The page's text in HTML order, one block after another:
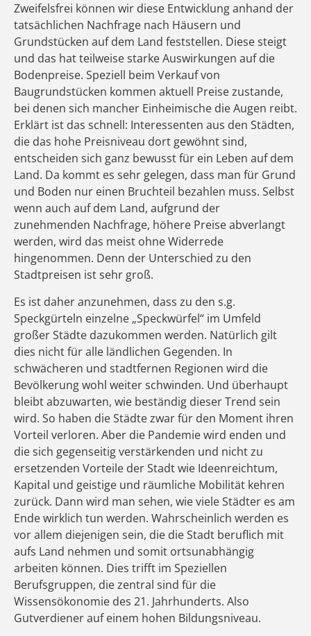
Zweifelsfrei können wir diese Entwicklung anhand der
tatsächlichen Nachfrage nach Häusern und
Grundstücken auf dem Land feststellen. Diese steigt
und das hat teilweise starke Auswirkungen auf die
Bodenpreise. Speziell beim Verkauf von
Baugrundstücken kommen aktuell Preise zustande,
bei denen sich mancher Einheimische die Augen reibt.
Erklärt ist das schnell: Interessenten aus den Städten,
die das hohe Preisniveau dort gewöhnt sind,
entscheiden sich ganz bewusst für ein Leben auf dem
Land. Da kommt es sehr gelegen, dass man für Grund
und Boden nur einen Bruchteil bezahlen muss. Selbst
wenn auch auf dem Land, aufgrund der
zunehmenden Nachfrage, höhere Preise abverlangt
werden, wird das meist ohne Widerrede
hingenommen. Denn der Unterschied zu den
Stadtpreisen ist sehr groß.
Es ist daher anzunehmen, dass zu den s.g.
Speckgürteln einzelne „Speckwürfel“ im Umfeld
großer Städte dazukommen werden. Natürlich gilt
dies nicht für alle ländlichen Gegenden. In
schwächeren und stadtfernen Regionen wird die
Bevölkerung wohl weiter schwinden. Und überhaupt
bleibt abzuwarten, wie beständig dieser Trend sein
wird. So haben die Städte zwar für den Moment ihren
Vorteil verloren. Aber die Pandemie wird enden und
die sich gegenseitig verstärkenden und nicht zu
ersetzenden Vorteile der Stadt wie Ideenreichtum,
Kapital und geistige und räumliche Mobilität kehren
zurück. Dann wird man sehen, wie viele Städter es am
Ende wirklich tun werden. Wahrscheinlich werden es
vor allem diejenigen sein, die die Stadt beruflich mit
aufs Land nehmen und somit ortsunabhängig
arbeiten können. Dies trifft im Speziellen
Berufsgruppen, die zentral sind für die
Wissensökonomie des 21. Jahrhunderts. Also
Gutverdiener auf einem hohen Bildungsniveau.